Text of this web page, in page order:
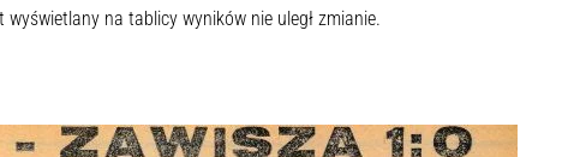
na tablicy wyników nie uległ zmianie.